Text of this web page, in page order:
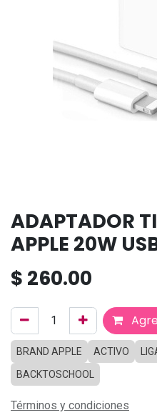
ADAPTADOR
APPLE 20W
$ 260.00
BRAND APPLE ACTIVO
BACKTOSCHOOL
Términos y condiciones